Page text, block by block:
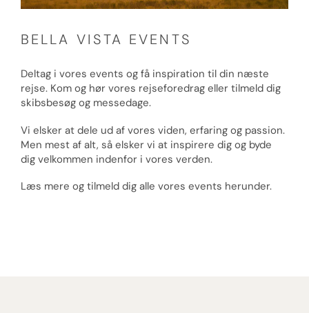
BELLA VISTA EVENTS
Deltag i vores events og få inspiration til din næste
rejse. Kom og hør vores rejseforedrag eller tilmeld dig
skibsbesøg og messedage.
Vi elsker at dele ud af vores viden, erfaring og passion.
Men mest af alt, så elsker vi at inspirere dig og byde
dig velkommen indenfor i vores verden.
Læs mere og tilmeld dig alle vores events herunder.